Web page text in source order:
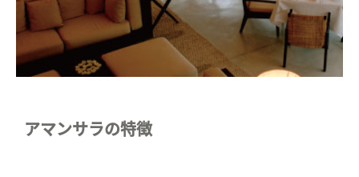
アマンサラの特徴